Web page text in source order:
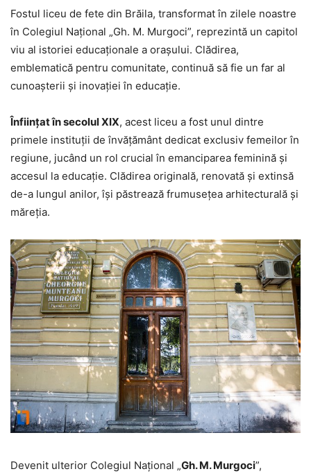
Fostul liceu de fete din Brăila, transformat în zilele noastre
în Colegiul Național „Gh. M. Murgoci”, reprezintă un capitol
viu al istoriei educaționale a orașului. Clădirea,
emblematică pentru comunitate, continuă să fie un far al
cunoașterii și inovației în educație.
Înființat în secolul XIX, acest liceu a fost unul dintre
primele instituții de învățământ dedicat exclusiv femeilor în
regiune, jucând un rol crucial în emanciparea feminină și
accesul la educație. Clădirea originală, renovată și extinsă
de-a lungul anilor, își păstrează frumusețea arhitecturală și
măreția.
Devenit ulterior Colegiul Național „Gh. M. Murgoci”,